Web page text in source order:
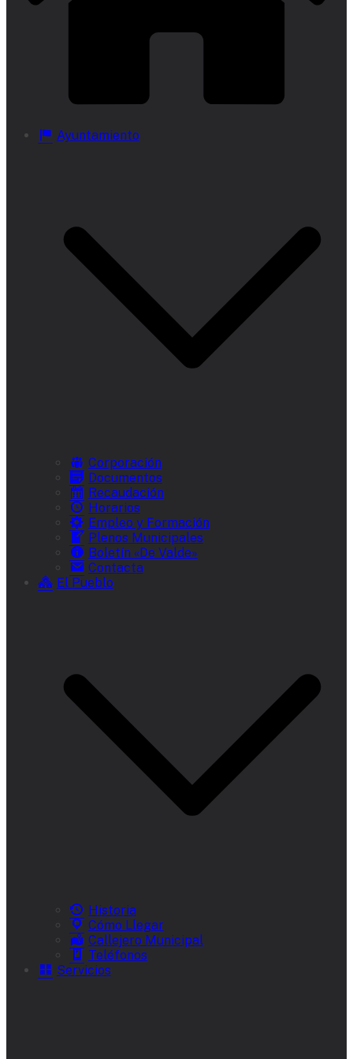
Ayuntamiento
Corporación
Documentos
Recaudación
Horarios
Empleo y Formación
Plenos Municipales
Boletín «De Valde»
Contacta
El Pueblo
Historia
Cómo Llegar
Callejero Municipal
Teléfonos
Servicios